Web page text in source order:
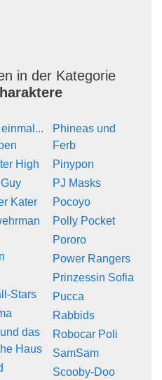
in der Kategorie
High
Kater
Stars
das
Haus
Phineas und
Ferb
Pinypon
PJ Masks
Pocoyo
Polly Pocket
Pororo
Power Rangers
Prinzessin Sofia
Pucca
Rabbids
Robocar Poli
SamSam
Scooby-Doo